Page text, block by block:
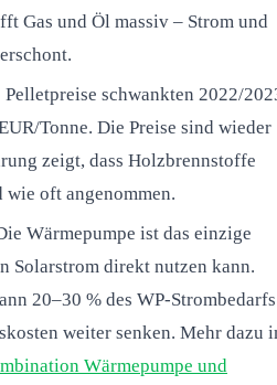
Gas und Öl massiv – Strom und
Pelletpreise schwankten 2022/
Tonne. Die Preise sind wieder
zeigt, dass Holzbrennstoffe
oft angenommen.
Wärmepumpe ist das einzige
Solarstrom direkt nutzen kann.
20–30 % des WP-Strombedarfs
weiter senken. Mehr dazu
Wärmepumpe und